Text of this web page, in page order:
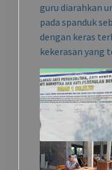
guru diarahkan
pada spanduk
dengan keras
kekerasan yang